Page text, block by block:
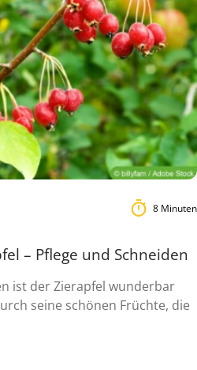
8 Minuten
– Pflege und Schneiden
ist der Zierapfel wunderbar
seine schönen Früchte, die